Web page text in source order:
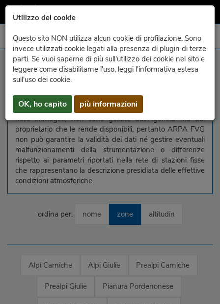
Utilizzo dei cookie
Questo sito NON utilizza alcun cookie di profilazione. Sono
invece utilizzati cookie legati alla presenza di plugin di terze
parti. Se vuoi saperne di più sull'utilizzo dei cookie nel sito e
leggere come disabilitarne l'uso, leggi l'informativa estesa
sull'uso dei cookie.
OK, ho capito più informazioni
informazions
webcam liberamente disponibili in rete. Le webcam, come
le informazioni relative ai parametri meteorologici riportati
nelle immagini, non sono gestite dall'Agenzia ma dal
proprietario che le rende disponibili, pertanto ARPA FVG
non può garantire la validità dei dati né gestire eventuali
malfunzionamenti della strumentazione o differenze
rispetto ai parametri riportati nella rete di stazioni fisse
che rappresentano la descrizione presidiata delle effettive
condizioni atmosferiche.
ordina per: nome zone altitudin
Alpi Carniche Alpi Giulie Prealpi Carniche
Prealpi Giulie Pianura Pordenonese